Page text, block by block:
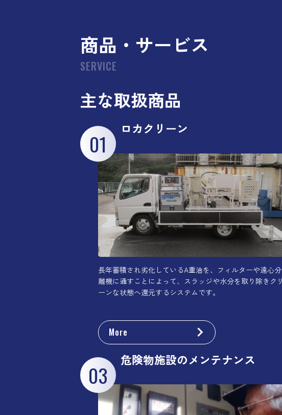
商品・サービス
SERVICE
主な取扱商品
01
ロカクリーン
長年蓄積され劣化しているA重油を、フィルターや遠心分
離機に通すことによって、スラッジや水分を取り除きクリ
ーンな状態へ還元するシステムです。
More
03
危険物施設のメンテナンス